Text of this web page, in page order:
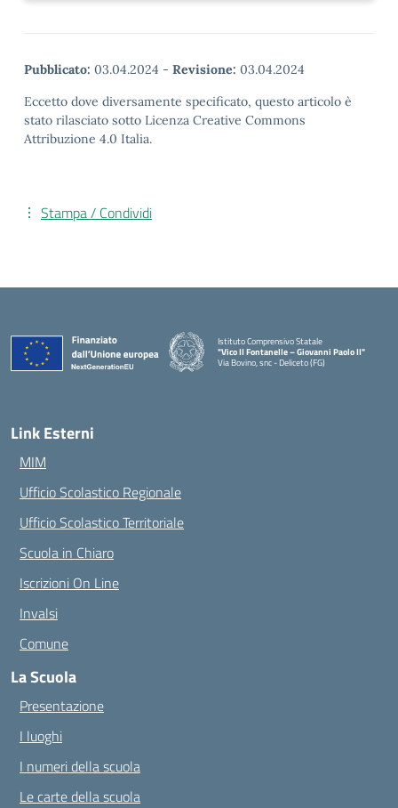
Pubblicato: 03.04.2024 - Revisione: 03.04.2024
Eccetto dove diversamente specificato, questo articolo è
stato rilasciato sotto Licenza Creative Commons
Attribuzione 4.0 Italia.
Stampa / Condividi
Istituto Comprensivo Statale
"Vico II Fontanelle – Giovanni Paolo II"
Via Bovino, snc - Deliceto (FG)
Link Esterni
MIM
Ufficio Scolastico Regionale
Ufficio Scolastico Territoriale
Scuola in Chiaro
Iscrizioni On Line
Invalsi
Comune
La Scuola
Presentazione
I luoghi
I numeri della scuola
Le carte della scuola